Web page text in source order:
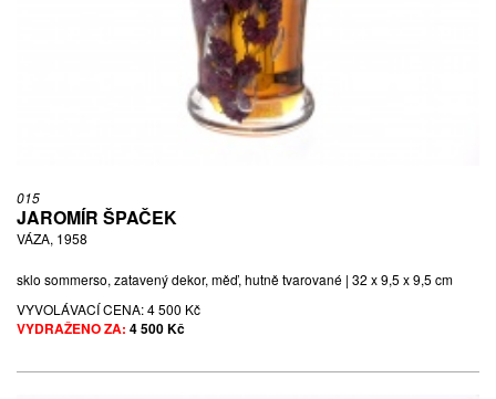
015
JAROMÍR ŠPAČEK
VÁZA, 1958
sklo sommerso, zatavený dekor, měď, hutně tvarované | 32 x 9,5 x 9,5 cm
VYVOLÁVACÍ CENA:4 500 Kč
VYDRAŽENO ZA: 4 500 Kč